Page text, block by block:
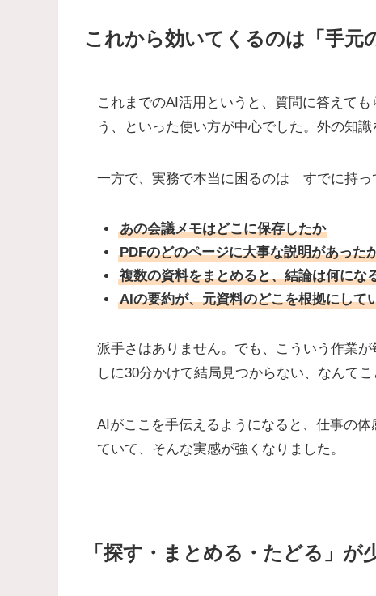
これから効いてくるのは「手元
これまでのAI活用というと、質問に答えて
う、といった使い方が中心でした。外の知
一方で、実務で本当に困るのは「すでに持
あの会議メモはどこに保存したか
PDFのどのページに大事な説明があった
複数の資料をまとめると、結論は何にな
AIの要約が、元資料のどこを根拠にして
派手さはありません。でも、こういう作業
しに30分かけて結局見つからない、なんてこ
AIがここを手伝えるようになると、仕事の
ていて、そんな実感が強くなりました。
「探す・まとめる・たどる」が